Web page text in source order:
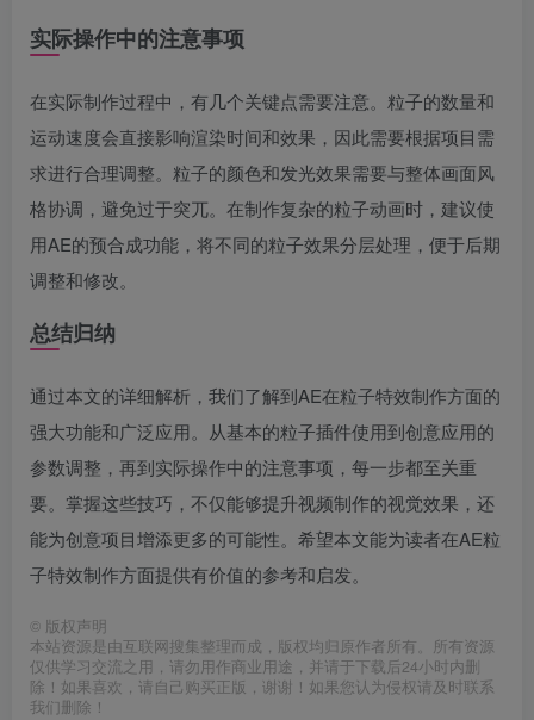
实际操作中的注意事项
在实际制作过程中，有几个关键点需要注意。粒子的数量和
运动速度会直接影响渲染时间和效果，因此需要根据项目需
求进行合理调整。粒子的颜色和发光效果需要与整体画面风
格协调，避免过于突兀。在制作复杂的粒子动画时，建议使
用AE的预合成功能，将不同的粒子效果分层处理，便于后期
调整和修改。
总结归纳
通过本文的详细解析，我们了解到AE在粒子特效制作方面的
强大功能和广泛应用。从基本的粒子插件使用到创意应用的
参数调整，再到实际操作中的注意事项，每一步都至关重
要。掌握这些技巧，不仅能够提升视频制作的视觉效果，还
能为创意项目增添更多的可能性。希望本文能为读者在AE粒
子特效制作方面提供有价值的参考和启发。
© 版权声明
本站资源是由互联网搜集整理而成，版权均归原作者所有。所有资源
仅供学习交流之用，请勿用作商业用途，并请于下载后24小时内删
除！如果喜欢，请自己购买正版，谢谢！如果您认为侵权请及时联系
我们删除！